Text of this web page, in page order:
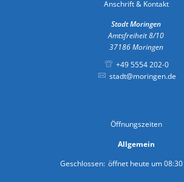
Anschrift & Kontakt
Stadt Moringen
Amtsfreiheit 8/10
37186 Moringen
+49 5554 202-0
stadt@moringen.de
Öffnungszeiten
Allgemein
Klicken, um weitere Öffnungs- oder
Geschlossen: öffnet heute um